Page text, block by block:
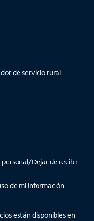
de servicio rural
Dejar de recibir
de mi información
están disponibles en